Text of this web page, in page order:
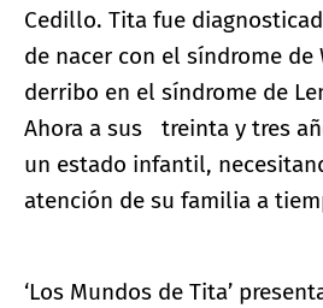
Cedillo. Tita fue
de nacer con el síndrome de
derribo en el síndrome de
Ahora a sus treinta y tres
un estado infantil,
atención de su familia a
‘Los Mundos de Tita’